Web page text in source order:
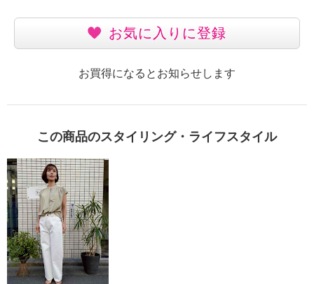
お気に入りに登録
お買得になるとお知らせします
この商品のスタイリング・ライフスタイル